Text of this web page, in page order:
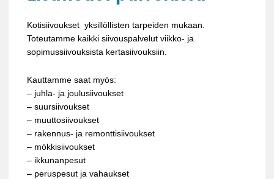
Kotisiivoukset yksillöllisten tarpeiden mukaan.
Toteutamme kaikki siivouspalvelut viikko- ja
sopimussiivouksista kertasiivouksiin.
Kauttamme saat myös:
– juhla- ja joulusiivoukset
– suursiivoukset
– muuttosiivoukset
– rakennus- ja remonttisiivoukset
– mökkisiivoukset
– ikkunanpesut
– peruspesut ja vahaukset